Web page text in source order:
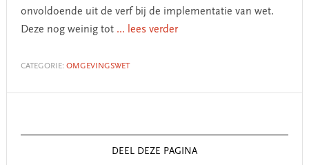
onvoldoende uit de verf bij de implementatie van wet.
Deze nog weinig tot ... lees verder
CATEGORIE: OMGEVINGSWET
Sidebar
DEEL DEZE PAGINA